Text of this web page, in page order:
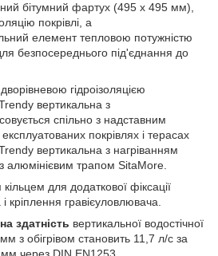
бітумний фартух (495 х 495 мм),
покрівлі, а
елемент тепловою потужністю
безпосереднього під'єднання до
гідроізоляцією
вертикальна з
спільно з надставним
покрівлях і терасах
вертикальна з нагріванням
алюмінієвим трапом SitaMore.
для додаткової фіксації
кріплення гравієуловлювача.
здатність вертикальної водостічної
з обігрівом становить 11,7 л/с за